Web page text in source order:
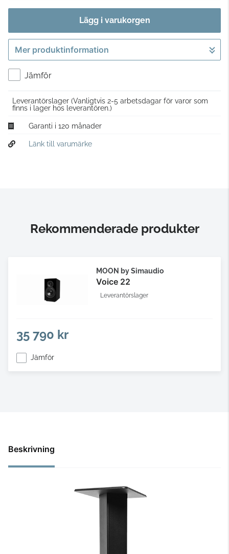
Lägg i varukorgen
Gå till kassan
Mer produktinformation
Jämför
Leverantörslager (Vanligtvis 2-5 arbetsdagar för varor som
finns i lager hos leverantören.)
Garanti i 120 månader
Länk till varumärke
Rekommenderade produkter
MOON by Simaudio
Voice 22
Leverantörslager
35 790 kr
Jämför
Beskrivning